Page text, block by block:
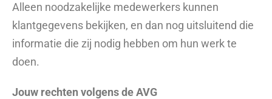
Alleen noodzakelijke medewerkers kunnen
klantgegevens bekijken, en dan nog uitsluitend die
informatie die zij nodig hebben om hun werk te
doen.
Jouw rechten volgens de AVG